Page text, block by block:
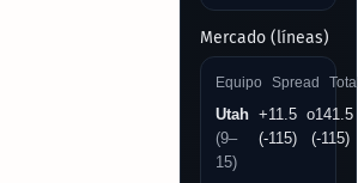
Mercado (líneas)
Equipo Spread Total
Utah
(9–
15)
+11.5
(-115)
o141.5
(-115)